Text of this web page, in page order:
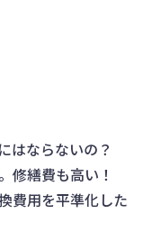
はならないの？
修繕費も高い！
費用を平準化した